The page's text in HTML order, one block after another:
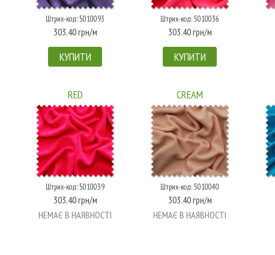
Штрих-код: 5010093
303.40 грн/м
КУПИТИ
Штрих-код: 5010036
303.40 грн/м
КУПИТИ
RED
Штрих-код: 5010039
303.40 грн/м
НЕМАЄ В НАЯВНОСТІ
CREAM
Штрих-код: 5010040
303.40 грн/м
НЕМАЄ В НАЯВНОСТІ